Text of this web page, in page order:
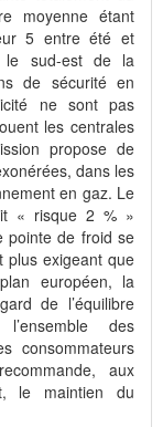
moyenne étant
5 entre été et
le sud-est de la
de sécurité en
ne sont pas
les centrales
propose de
dans les
en gaz. Le
« risque 2 % »
pointe de froid se
plus exigeant que
européen, la
de l’équilibre
des
consommateurs
aux
le maintien du